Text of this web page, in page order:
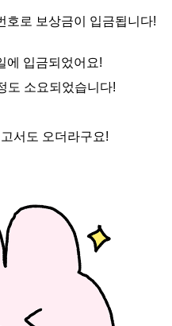
호로 보상금이 입금됩니다!
에 입금되었어요!
도 소요되었습니다!
서도 오더라구요!